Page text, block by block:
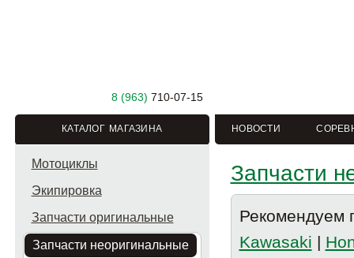
8 (963) 710-07-15
КАТАЛОГ МАГАЗИНА НОВОСТИ
Мотоциклы
Экипировка
Запчасти оригинальные
Запчасти неоригинальные
Запчасти
Рекомендуем
Kawasaki |